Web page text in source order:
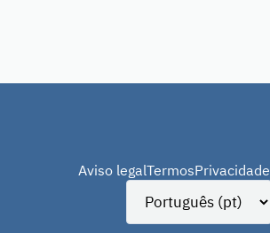
Aviso legalTermosPrivacidade